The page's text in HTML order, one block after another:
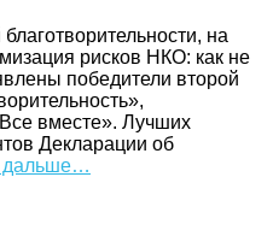
на
рисков НКО: как не
победители второй
вместе». Лучших
Декларации об
дальше…